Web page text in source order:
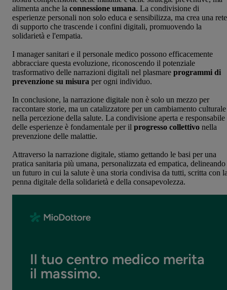
alimenta anche la connessione umana. La condivisione di
esperienze personali non solo educa e sensibilizza, ma crea una rete
di supporto che trascende i confini digitali, promuovendo la
solidarietà e l'empatia.
I manager sanitari e il personale medico possono efficacemente
abbracciare questa evoluzione, riconoscendo il potenziale
trasformativo delle narrazioni digitali nel plasmare programmi di
prevenzione su misura per ogni individuo.
In conclusione, la narrazione digitale non è solo un mezzo per
raccontare storie, ma un catalizzatore per un cambiamento culturale
nella percezione della salute. La condivisione aperta e responsabile
delle esperienze è fondamentale per il progresso collettivo nella
prevenzione delle malattie.
Attraverso la narrazione digitale, stiamo gettando le basi per una
pratica sanitaria più umana, personalizzata ed empatica, delineando
un futuro in cui la salute è una storia condivisa da tutti, scritta con
penna digitale della solidarietà e della consapevolezza.
Il tuo centro medico merita
il massimo.